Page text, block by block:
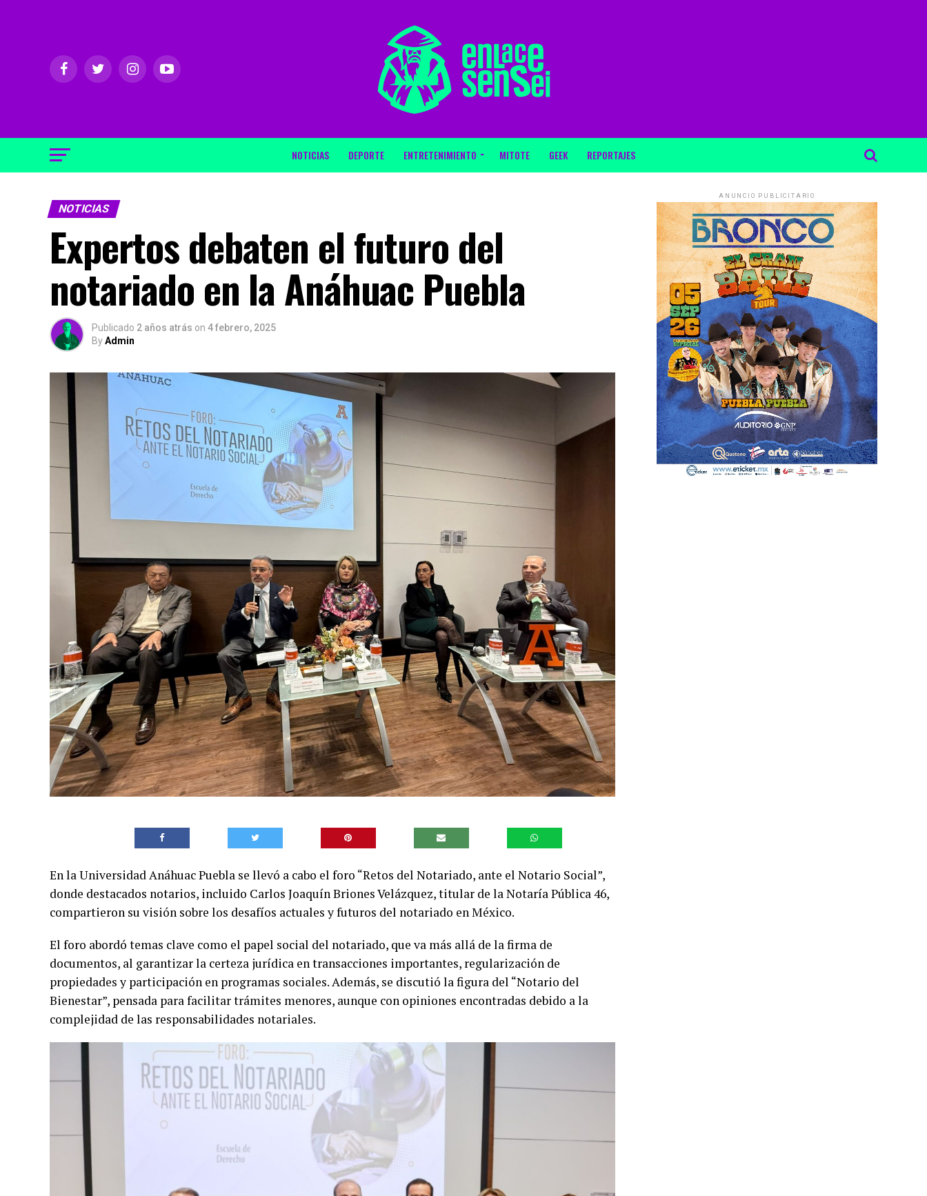
NOTICIAS DEPORTE ENTRETENIMIENTO MITOTE GEEK REPORTAJES
NOTICIAS
Expertos debaten el futuro del
notariado en la Anáhuac Puebla
Publicado 2 años atrás on 4 febrero, 2025
ByAdmin
En la Universidad Anáhuac Puebla se llevó a cabo el foro “Retos del Notariado, ante el Notario Social”,
donde destacados notarios, incluido Carlos Joaquín Briones Velázquez, titular de la Notaría Pública 46,
compartieron su visión sobre los desafíos actuales y futuros del notariado en México.
El foro abordó temas clave como el papel social del notariado, que va más allá de la firma de
documentos, al garantizar la certeza jurídica en transacciones importantes, regularización de
propiedades y participación en programas sociales. Además, se discutió la figura del “Notario del
Bienestar”, pensada para facilitar trámites menores, aunque con opiniones encontradas debido a la
complejidad de las responsabilidades notariales.
ANUNCIO PUBLICITARIO